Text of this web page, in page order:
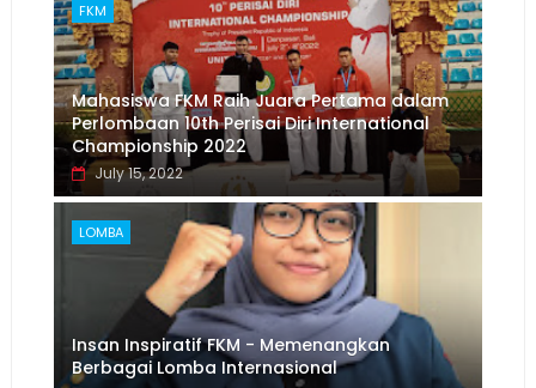
FKM
Mahasiswa FKM Raih Juara Pertama dalam
Perlombaan 10th Perisai Diri International
Championship 2022
July 15, 2022
LOMBA
Insan Inspiratif FKM - Memenangkan
Berbagai Lomba Internasional